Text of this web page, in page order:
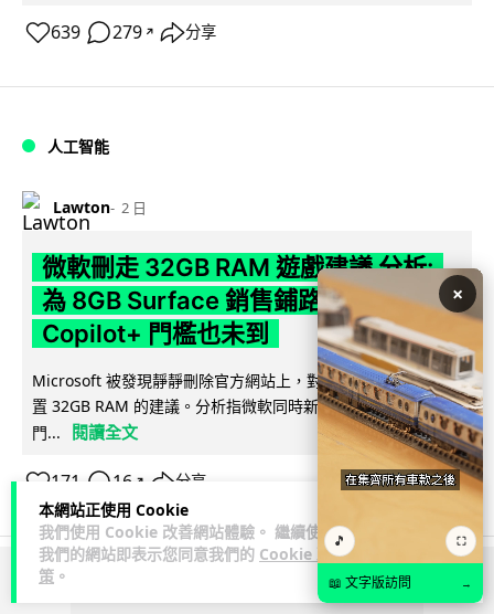
本網站正使用 Cookie
我們使用 Cookie 改善網站體驗。 繼續使用
我們的網站即表示您同意我們的 Cookie 政
策 。
639 279 ↗ 分享
人工智能
Lawton 2 日
微軟刪走 32GB RAM 遊戲建議 分析:
為 8GB Surface 銷售鋪路 連自家
Copilot+ 門檻也未到
Microsoft 被發現靜靜刪除官方網站上，對遊戲玩家要為電腦配
置 32GB RAM 的建議。分析指微軟同時新推出的 8GB RAM 入
門...
閱讀全文
171 16 ↗ 分享
×
🎵 ⛶
📖 文字版訪問 →